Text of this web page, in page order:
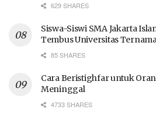
629 SHARES
Siswa-Siswi SMA Jakarta
Tembus Universitas
85 SHARES
Cara Beristighfar untuk
Meninggal
4733 SHARES